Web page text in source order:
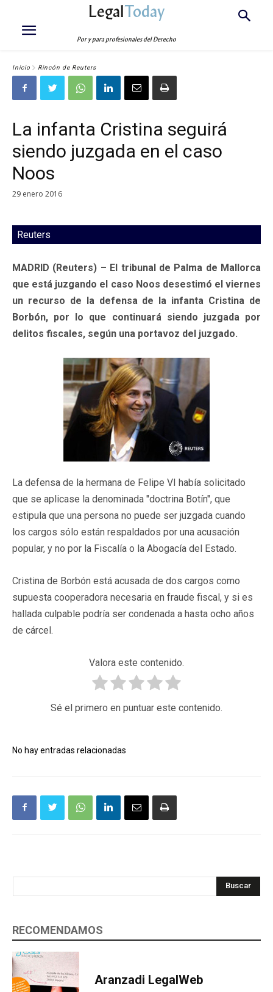
LegalToday
Por y para profesionales del Derecho
Inicio Rincón de Reuters
La infanta Cristina seguirá
siendo juzgada en el caso
Noos
29 enero 2016
Reuters
MADRID (Reuters) – El tribunal de Palma de Mallorca
que está juzgando el caso Noos desestimó el viernes
un recurso de la defensa de la infanta Cristina de
Borbón, por lo que continuará siendo juzgada por
delitos fiscales, según una portavoz del juzgado.
La defensa de la hermana de Felipe VI había solicitado
que se aplicase la denominada "doctrina Botín", que
estipula que una persona no puede ser juzgada cuando
los cargos sólo están respaldados por una acusación
popular, y no por la Fiscalía o la Abogacía del Estado.
Cristina de Borbón está acusada de dos cargos como
supuesta cooperadora necesaria en fraude fiscal, y si es
hallada culpable podría ser condenada a hasta ocho años
de cárcel.
Valora este contenido.
Sé el primero en puntuar este contenido.
No hay entradas relacionadas
Buscar
RECOMENDAMOS
Aranzadi LegalWeb